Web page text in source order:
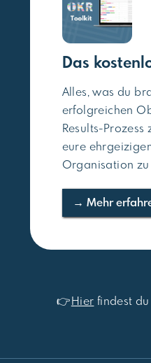
Das
Alles, was du
erfolgreichen
Results-
eure
Organisation
→ Mehr
👉 Hier findest